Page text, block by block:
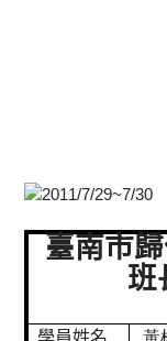
2011/7/29~7/
臺南市
班
學員姓名 黃